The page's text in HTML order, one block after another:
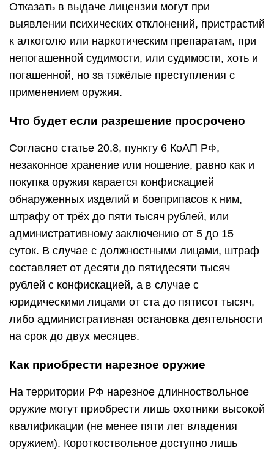
Отказать в выдаче лицензии могут при
выявлении психических отклонений, пристрастий
к алкоголю или наркотическим препаратам, при
непогашенной судимости, или судимости, хоть и
погашенной, но за тяжёлые преступления с
применением оружия.
Что будет если разрешение просрочено
Согласно статье 20.8, пункту 6 КоАП РФ,
незаконное хранение или ношение, равно как и
покупка оружия карается конфискацией
обнаруженных изделий и боеприпасов к ним,
штрафу от трёх до пяти тысяч рублей, или
административному заключению от 5 до 15
суток. В случае с должностными лицами, штраф
составляет от десяти до пятидесяти тысяч
рублей с конфискацией, а в случае с
юридическими лицами от ста до пятисот тысяч,
либо административная остановка деятельности
на срок до двух месяцев.
Как приобрести нарезное оружие
На территории РФ нарезное длинноствольное
оружие могут приобрести лишь охотники высокой
квалификации (не менее пяти лет владения
оружием). Короткоствольное доступно лишь